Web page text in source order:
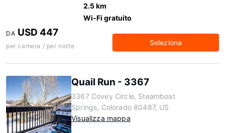
2.5 km
Wi-Fi gratuito
DA USD 447
per camera / per notte Seleziona
Quail Run - 3367
3367 Covey Circle, Steamboat
Springs, Colorado 80487, US
Visualizza mappa